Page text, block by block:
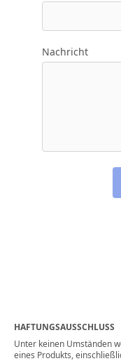
Nachricht
HAFTUNGSAUSSCHLUSS
Unter keinen Umständen
eines Produkts,